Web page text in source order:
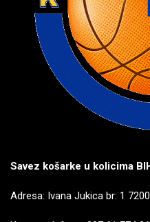
Savez košarke u kolicima
Adresa: Ivana Jukica br: 1